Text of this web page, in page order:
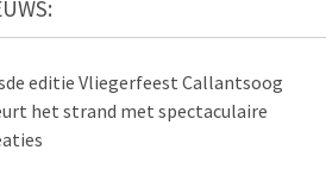
editie Vliegerfeest Callantsoog
het strand met spectaculaire